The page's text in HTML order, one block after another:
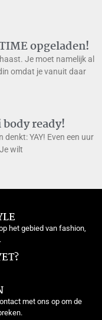
opgeladen!
Je moet namelijk al
omdat je vanuit daar
ready!
YAY! Even een uur
wilt
het gebied van fashion,
met ons op om de